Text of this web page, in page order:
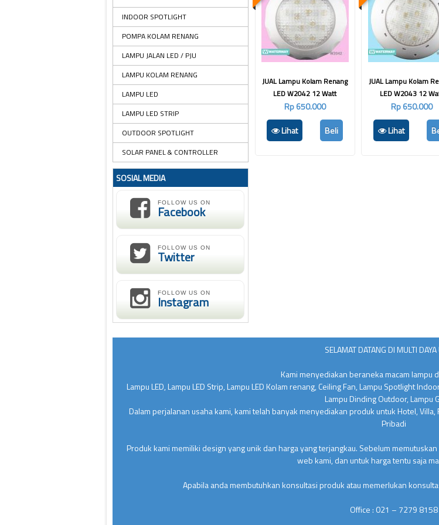
JUAL Lampu Kolam Renang
LED W2042 12 Watt
Rp 650.000
Lihat
Beli
JUAL Lampu Kolam
LED W2043 12
Rp 650.000
Lihat
INDOOR SPOTLIGHT
POMPA KOLAM RENANG
LAMPU JALAN LED / PJU
LAMPU KOLAM RENANG
LAMPU LED
LAMPU LED STRIP
OUTDOOR SPOTLIGHT
SOLAR PANEL & CONTROLLER
SOSIAL MEDIA
FOLLOW US ON
Facebook
FOLLOW US ON
Twitter
FOLLOW US ON
Instagram
SELAMAT DATANG DI MULTI
Kami menyediakan beraneka macam lampu
Lampu LED, Lampu LED Strip, Lampu LED Kolam renang, Ceiling Fan, Lampu Spotlight
Lampu Dinding Outdoor, Lampu
Dalam perjalanan usaha kami, kami telah banyak menyediakan produk untuk Hotel,
Pribadi
Produk kami memiliki design yang unik dan harga yang terjangkau. Sebelum
web kami, dan untuk harga tentu saja
Apabila anda membutuhkan konsultasi produk atau memerlukan
Office : 021 – 7279 8158